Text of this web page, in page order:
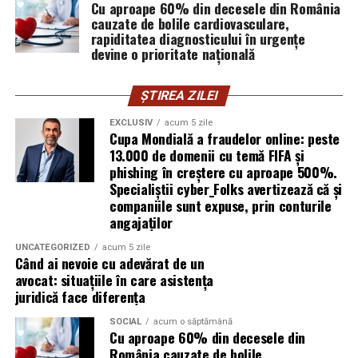
explică Horațiu Șimon, Chief Technology Officer
cyber_Folks România.
Subiectul a fost semnalat și de FBI, care a inclus în
informările din ultima lună amenințările asociate
turneului, de la fraude online și furtul datelor până la
operațiuni de dezinformare.
Avertismentele publice s-au concentrat în principal
asupra fanilor și infrastructurii orașelor gazdă, însă
specialiștii atrag atenția că firmele pot fi afectate
inclusiv atunci când nu au nicio legătură directă cu
industria sportului, turismului sau vânzarea de bilete.
Atacurile sunt mai eficiente în contextul
evenimentelor globale
Campaniile de phishing asociate evenimentelor
importante profită de interesul public ridicat, de
Cu aproape 60% din decesele din România
cauzate de bolile cardiovasculare,
rapiditatea diagnosticului în urgențe
devine o prioritate națională
ȘTIREA ZILEI
EXCLUSIV acum 5 zile
Cupa Mondială a fraudelor online: peste
13.000 de domenii cu temă FIFA și
phishing în creștere cu aproape 500%.
Specialiștii cyber_Folks avertizează că și
companiile sunt expuse, prin conturile
angajaților
UNCATEGORIZED acum 5 zile
Când ai nevoie cu adevărat de un
avocat: situațiile în care asistența
juridică face diferența
SOCIAL acum o săptămână
Cu aproape 60% din decesele din